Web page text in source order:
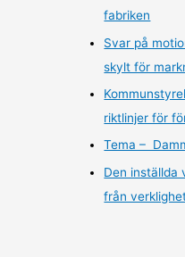
fabriken
Svar på
skylt för
riktlinjer för
Tema –
Den inställda
från